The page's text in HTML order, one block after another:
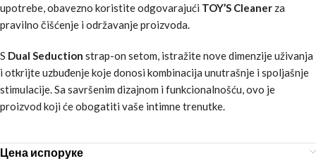
upotrebe, obavezno koristite odgovarajući TOY’S Cleaner za
pravilno čišćenje i održavanje proizvoda.
S Dual Seduction strap-on setom, istražite nove dimenzije uživanja
i otkrijte uzbuđenje koje donosi kombinacija unutrašnje i spoljašnje
stimulacije. Sa savršenim dizajnom i funkcionalnošću, ovo je
proizvod koji će obogatiti vaše intimne trenutke.
Цена испоруке